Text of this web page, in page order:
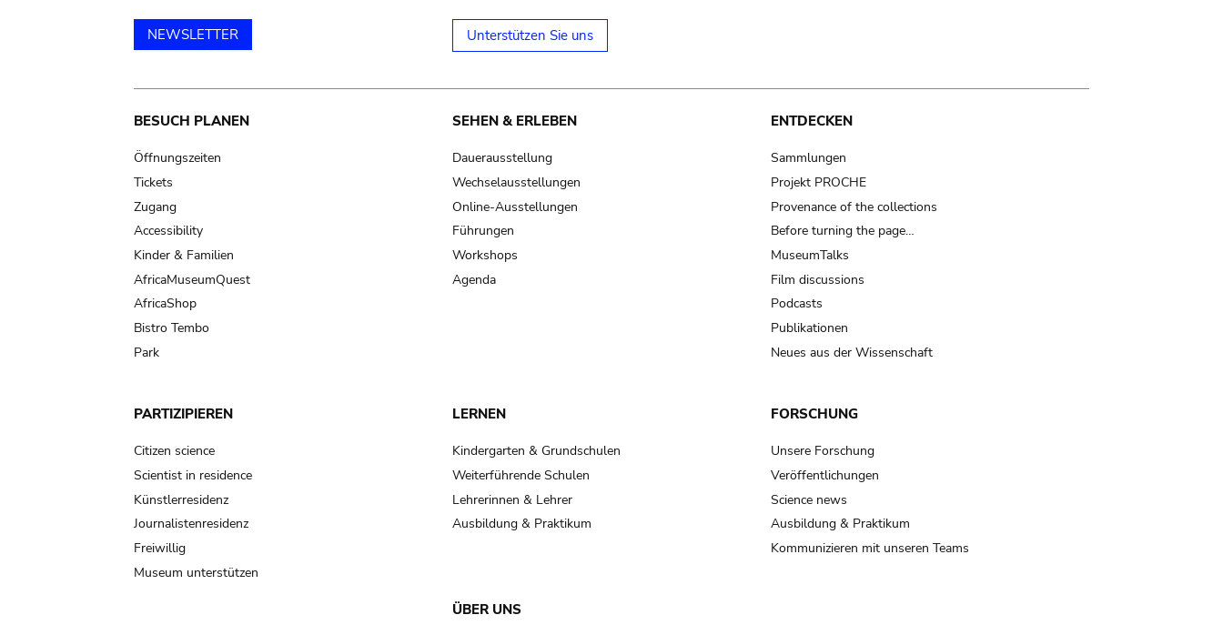
NEWSLETTER Unterstützen Sie uns
Main
navigation
BESUCH PLANEN
Öffnungszeiten
Tickets
Zugang
Accessibility
Kinder & Familien
AfricaMuseumQuest
AfricaShop
Bistro Tembo
Park
SEHEN & ERLEBEN
Dauerausstellung
Wechselausstellungen
Online-Ausstellungen
Führungen
Workshops
Agenda
ENTDECKEN
Sammlungen
Projekt PROCHE
Provenance of the collections
Before turning the page…
MuseumTalks
Film discussions
Podcasts
Publikationen
Neues aus der Wissenschaft
PARTIZIPIEREN
Citizen science
Scientist in residence
Künstlerresidenz
Journalistenresidenz
Freiwillig
Museum unterstützen
LERNEN
Kindergarten & Grundschulen
Weiterführende Schulen
Lehrerinnen & Lehrer
Ausbildung & Praktikum
FORSCHUNG
Unsere Forschung
Veröffentlichungen
Science news
Ausbildung & Praktikum
Kommunizieren mit unseren Teams
ÜBER UNS